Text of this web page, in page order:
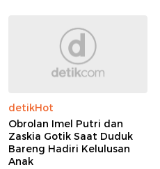
detikHot
Obrolan Imel Putri dan
Zaskia Gotik Saat Duduk
Bareng Hadiri Kelulusan
Anak